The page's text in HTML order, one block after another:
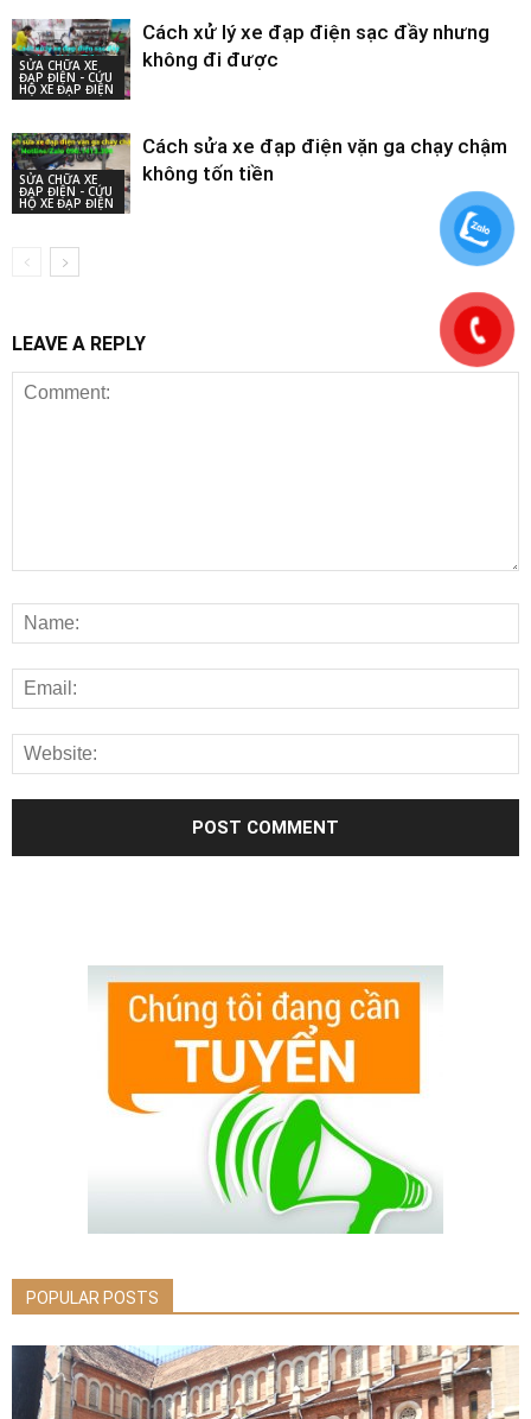
SỬA CHỮA XE
ĐẠP ĐIỆN - CỨU
HỘ XE ĐẠP ĐIỆN
Cách xử lý xe đạp điện sạc đầy nhưng
không đi được
SỬA CHỮA XE
ĐẠP ĐIỆN - CỨU
HỘ XE ĐẠP ĐIỆN
Cách sửa xe đạp điện vặn ga chạy chậm
không tốn tiền
LEAVE A REPLY
POPULAR POSTS